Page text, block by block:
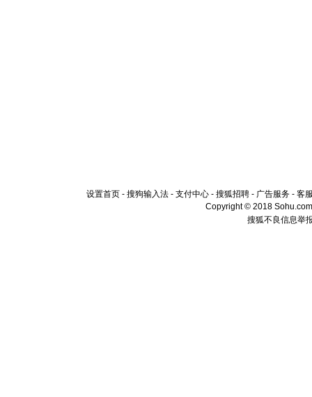
设置首页 - 搜狗输入法 - 支付中心 - 搜狐招聘 - 广告服务 - 客
Copyright © 2018
搜狐不良信息举